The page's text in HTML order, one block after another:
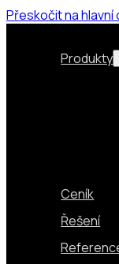
Přeskočit na hlavní
Produkty
Ceník
Řešení